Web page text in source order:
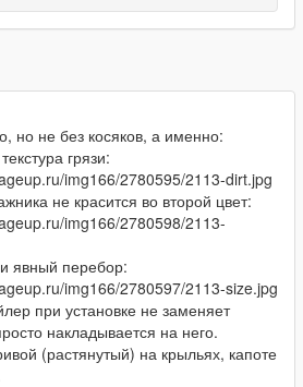
но не без косяков, а именно:
грязи:
img166/2780595/2113-dirt.jpg
не красится во второй цвет:
img166/2780598/2113-
явный перебор:
img166/2780597/2113-size.jpg
при установке не заменяет
накладывается на него.
(растянутый) на крыльях, капоте